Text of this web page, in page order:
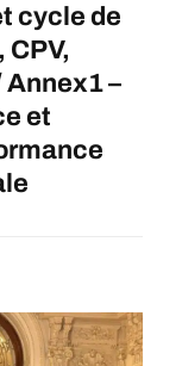
cycle de
CPV,
–
et